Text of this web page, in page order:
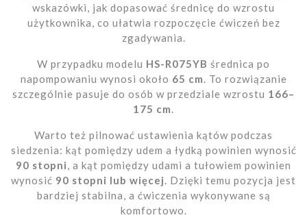
wskazówki, jak dopasować średnicę do wzrostu
użytkownika, co ułatwia rozpoczęcie ćwiczeń bez
zgadywania.
W przypadku modelu HS-R075YB średnica po
napompowaniu wynosi około 65 cm. To rozwiązanie
szczególnie pasuje do osób w przedziale wzrostu 166–
175 cm.
Warto też pilnować ustawienia kątów podczas
siedzenia: kąt pomiędzy udem a łydką powinien wynosić
90 stopni, a kąt pomiędzy udami a tułowiem powinien
wynosić 90 stopni lub więcej. Dzięki temu pozycja jest
bardziej stabilna, a ćwiczenia wykonywane są
komfortowo.